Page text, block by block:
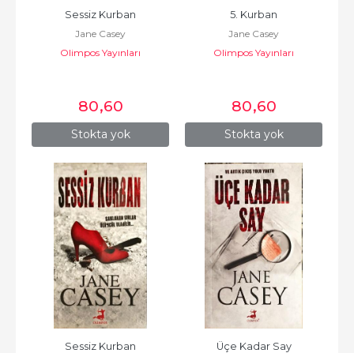
Stokta yok
Sessiz Kurban
Jane Casey
Olimpos Yayınları
80,60
Stokta yok
5. Kurban
Jane Casey
Olimpos Yayınları
80,60
Sessiz Kurban
Üçe Kadar Say